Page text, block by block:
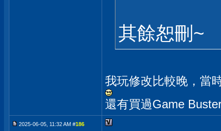
其餘恕刪~
我玩修改比較晚，當
還有買過Game
2025-06-05, 11:32 AM #186